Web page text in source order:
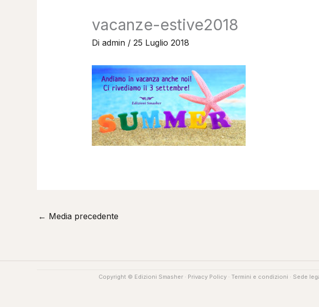
vacanze-estive2018
Di admin / 25 Luglio 2018
← Media precedente
Copyright © Edizioni Smasher · Privacy Policy· Termini e condizioni · Sede